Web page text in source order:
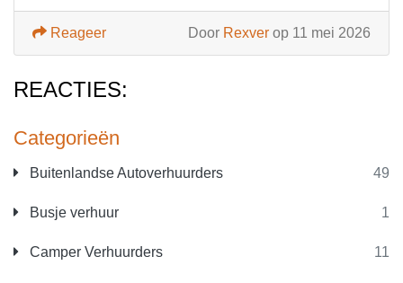
Categorieën
Buitenlandse Autoverhuurders 49
Busje verhuur 1
Camper Verhuurders 11
Door Rexver op 11 mei 2026
Reageer
REACTIES: